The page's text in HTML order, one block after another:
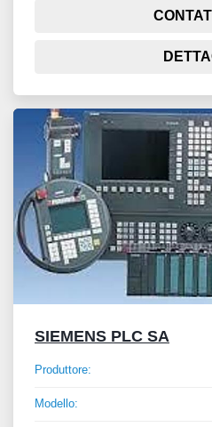
SIEMENS PLC SA
Produttore:
Modello: